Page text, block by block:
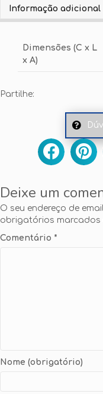
Personalize aqui o
Informação adicional
Dimensões (C x L
x A)
Partilhe:
Deixe um
O seu endereço de
obrigatórios marcados
Comentário *
Nome (obrigatório)